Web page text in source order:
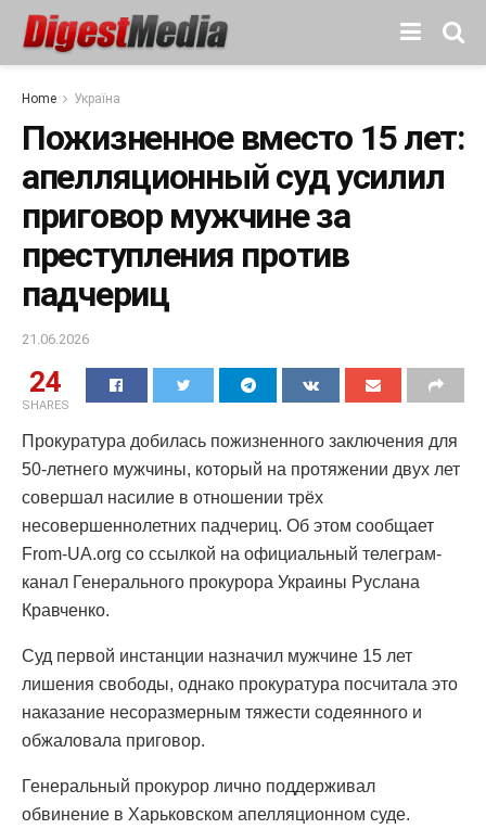
Home Україна
Пожизненное вместо 15 лет:
апелляционный суд усилил
приговор мужчине за
преступления против
падчериц
21.06.2026
24
SHARES
Прокуратура добилась пожизненного заключения для
50-летнего мужчины, который на протяжении двух лет
совершал насилие в отношении трёх
несовершеннолетних падчериц. Об этом сообщает
From-UA.org со ссылкой на официальный телеграм-
канал Генерального прокурора Украины Руслана
Кравченко.
Суд первой инстанции назначил мужчине 15 лет
лишения свободы, однако прокуратура посчитала это
наказание несоразмерным тяжести содеянного и
обжаловала приговор.
Генеральный прокурор лично поддерживал
обвинение в Харьковском апелляционном суде.